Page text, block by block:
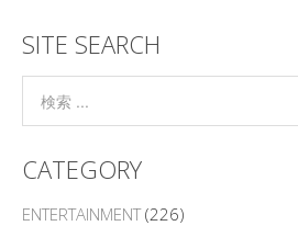
SITE SEARCH
CATEGORY
ENTERTAINMENT(226)